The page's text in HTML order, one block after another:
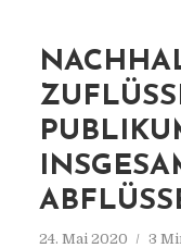
24. Mai 2020 3